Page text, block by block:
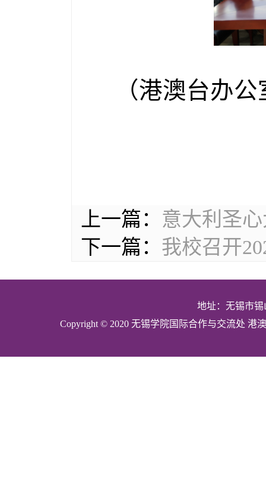
（港澳台办
上一篇： 意大利圣
下一篇： 我校召开
地址：无锡市
Copyright © 2020 无锡学院国际合作与交流处 港